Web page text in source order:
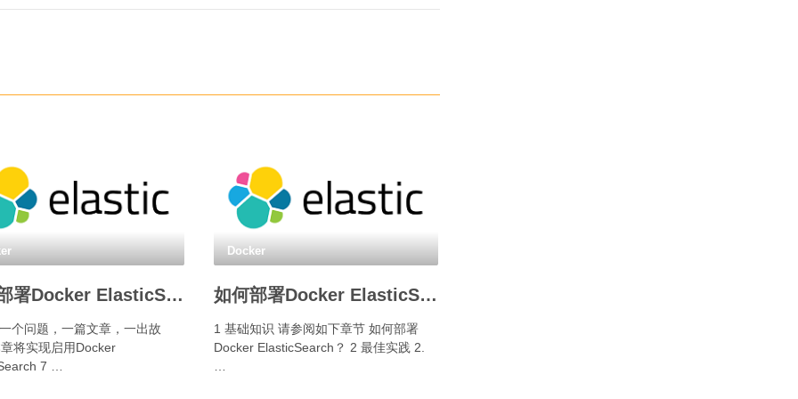
如何部署Docker ElasticSearch 7.13.2的安全认证？
个问题，一篇文章，一出故
将实现启用Docker
7 …
Docker
如何部署Docker ElasticSearch 7.13.2？
1 基础知识 请参阅如下章节 如何部署
Docker ElasticSearch？ 2 最佳实践 2.